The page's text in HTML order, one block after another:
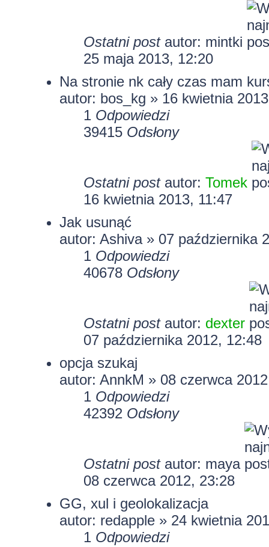
Ostatni post autor: mintki
25 maja 2013, 12:20
Na stronie nk cały czas mam
autor: bos_kg » 16 kwietnia
1 Odpowiedzi
39415 Odsłony
Ostatni post autor: Tomek
16 kwietnia 2013, 11:47
Jak usunąć
autor: Ashiva » 07 października
1 Odpowiedzi
40678 Odsłony
Ostatni post autor: dexter
07 października 2012, 12:48
opcja szukaj
autor: AnnkM » 08 czerwca
1 Odpowiedzi
42392 Odsłony
Ostatni post autor: maya
08 czerwca 2012, 23:28
GG, xul i geolokalizacja
autor: redapple » 24 kwietnia
1 Odpowiedzi